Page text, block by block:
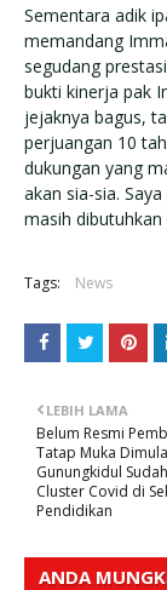
Sementara adik
memandang
segudang
bukti kinerja pak
jejaknya bagus,
perjuangan 10
dukungan yang
akan sia-sia.
masih dibutuhkan
Tags: News
LEBIH LAMA
Belum Resmi
Tatap Muka
Gunungkidul
Cluster Covid di
Pendidikan
ANDA